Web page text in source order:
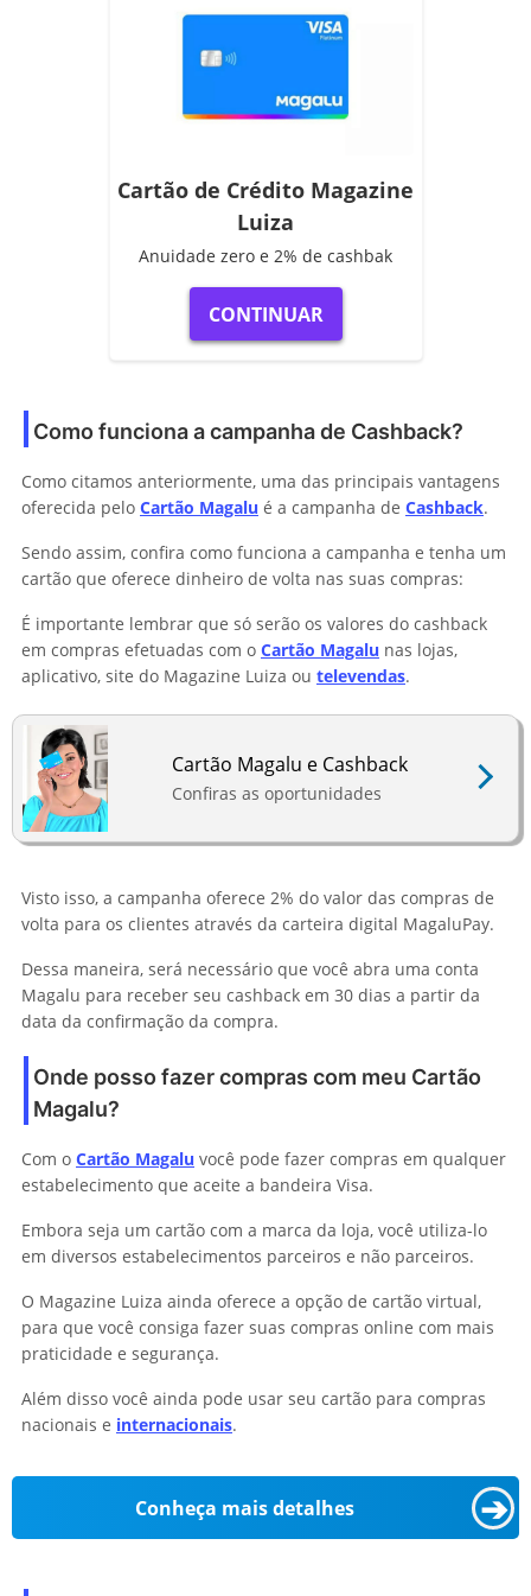
Cartão de Crédito Magazine
Luiza
Anuidade zero e 2% de cashbak
CONTINUAR
Como funciona a campanha de Cashback?
Como citamos anteriormente, uma das principais vantagens
oferecida pelo Cartão Magalu é a campanha de Cashback.
Sendo assim, confira como funciona a campanha e tenha um
cartão que oferece dinheiro de volta nas suas compras:
É importante lembrar que só serão os valores do cashback
em compras efetuadas com o Cartão Magalu nas lojas,
aplicativo, site do Magazine Luiza ou televendas.
Cartão Magalu e Cashback
Confiras as oportunidades
Visto isso, a campanha oferece 2% do valor das compras de
volta para os clientes através da carteira digital MagaluPay.
Dessa maneira, será necessário que você abra uma conta
Magalu para receber seu cashback em 30 dias a partir da
data da confirmação da compra.
Onde posso fazer compras com meu Cartão
Magalu?
Com o Cartão Magalu você pode fazer compras em qualquer
estabelecimento que aceite a bandeira Visa.
Embora seja um cartão com a marca da loja, você utiliza-lo
em diversos estabelecimentos parceiros e não parceiros.
O Magazine Luiza ainda oferece a opção de cartão virtual,
para que você consiga fazer suas compras online com mais
praticidade e segurança.
Além disso você ainda pode usar seu cartão para compras
nacionais e internacionais.
Conheça mais detalhes ➔